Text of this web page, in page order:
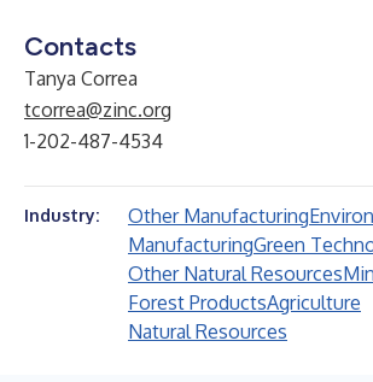
Contacts
Tanya Correa
tcorrea@zinc.org
1-202-487-4534
Industry: Other Manufacturing
ManufacturingGreen
Other Natural Resources
Forest ProductsAgriculture
Natural Resources